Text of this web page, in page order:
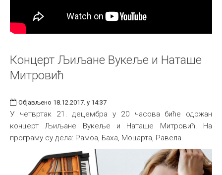
Концерт Љиљане Вукеље и Наташе
Митровић
Објављено 18.12.2017. у 14:37
У четвртак 21. децембра у 20 часова биће одржан
концерт Љиљане Вукеље и Наташе Митровић. На
програму су дела: Рамоа, Баха, Моцарта, Равела.